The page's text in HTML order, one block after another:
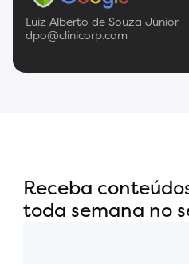
Luiz Alberto de Souza Júnior
dpo@clinicorp.com
Receba
toda semana no